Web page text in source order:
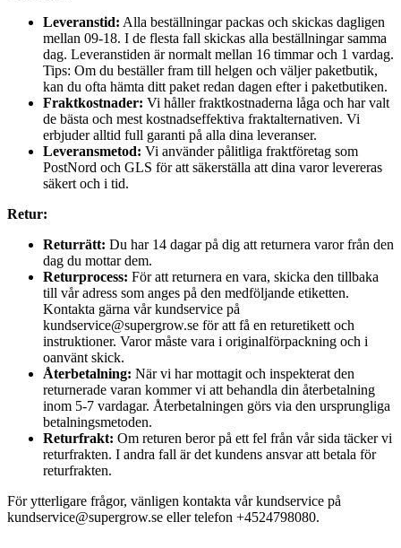
Leveranstid: Alla beställningar packas och skickas dagligen
mellan 09-18. I de flesta fall skickas alla beställningar samma
dag. Leveranstiden är normalt mellan 16 timmar och 1 vardag.
Tips: Om du beställer fram till helgen och väljer paketbutik,
kan du ofta hämta ditt paket redan dagen efter i paketbutiken.
Fraktkostnader: Vi håller fraktkostnaderna låga och har valt
de bästa och mest kostnadseffektiva fraktalternativen. Vi
erbjuder alltid full garanti på alla dina leveranser.
Leveransmetod: Vi använder pålitliga fraktföretag som
PostNord och GLS för att säkerställa att dina varor levereras
säkert och i tid.
Retur:
Returrätt: Du har 14 dagar på dig att returnera varor från den
dag du mottar dem.
Returprocess: För att returnera en vara, skicka den tillbaka
till vår adress som anges på den medföljande etiketten.
Kontakta gärna vår kundservice på
kundservice@supergrow.se för att få en returetikett och
instruktioner. Varor måste vara i originalförpackning och i
oanvänt skick.
Återbetalning: När vi har mottagit och inspekterat den
returnerade varan kommer vi att behandla din återbetalning
inom 5-7 vardagar. Återbetalningen görs via den ursprungliga
betalningsmetoden.
Returfrakt: Om returen beror på ett fel från vår sida täcker vi
returfrakten. I andra fall är det kundens ansvar att betala för
returfrakten.
För ytterligare frågor, vänligen kontakta vår kundservice på
kundservice@supergrow.se eller telefon +4524798080.